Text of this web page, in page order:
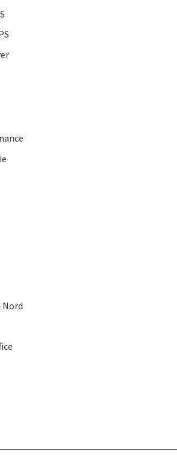
Nord